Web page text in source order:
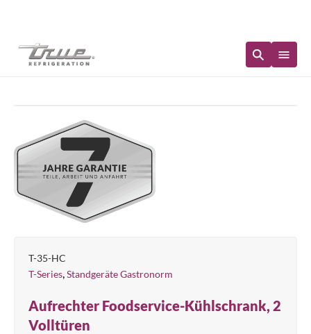
T-35-HC
T-Series Standgeräte Gastronorm
Aufrechter Foodservice-Kühlschrank, 2
Volltüren